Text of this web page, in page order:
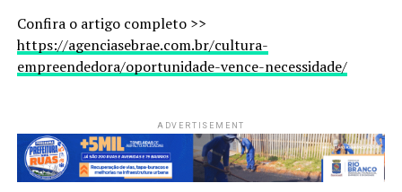
Confira o artigo completo >>
https://agenciasebrae.com.br/cultura-
empreendedora/oportunidade-vence-necessidade/
ADVERTISEMENT